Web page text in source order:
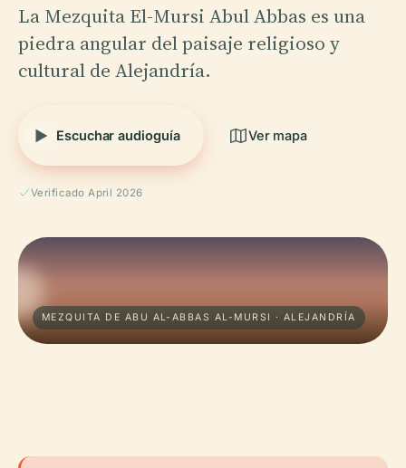
La Mezquita El-Mursi Abul Abbas es una
piedra angular del paisaje religioso y
cultural de Alejandría.
Escuchar audioguía Ver mapa
Verificado April 2026
MEZQUITA DE ABU AL-ABBAS AL-MURSI · ALEJANDRÍA